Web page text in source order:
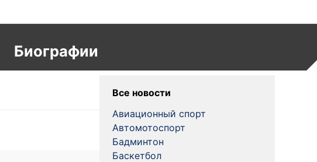
Биографии
Все новости
Авиационный спорт
Автомотоспорт
Бадминтон
Баскетбол